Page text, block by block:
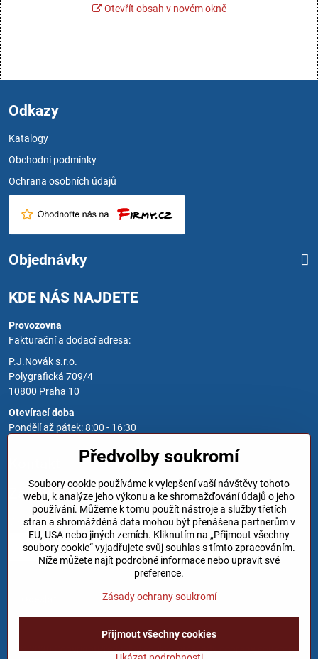
Otevřít obsah v novém okně
Odkazy
Katalogy
Obchodní podmínky
Ochrana osobních údajů
Objednávky
KDE NÁS NAJDETE
Provozovna
Fakturační a dodací adresa:
P.J.Novák s.r.o.
Polygrafická 709/4
10800 Praha 10
Otevírací doba
Pondělí až pátek: 8:00 - 16:30
Zavoláme Vám zpět
Váš telefon*
©2026CopyrightPředvolby soukromíZásady ochrany soukromí
Předvolby soukromí
Soubory cookie používáme k vylepšení vaší návštěvy tohoto
webu, k analýze jeho výkonu a ke shromažďování údajů o jeho
používání. Můžeme k tomu použít nástroje a služby třetích
stran a shromážděná data mohou být přenášena partnerům v
EU, USA nebo jiných zemích. Kliknutím na „Přijmout všechny
soubory cookie“ vyjadřujete svůj souhlas s tímto zpracováním.
Níže můžete najít podrobné informace nebo upravit své
preference.
Zásady ochrany soukromí
Přijmout všechny cookies